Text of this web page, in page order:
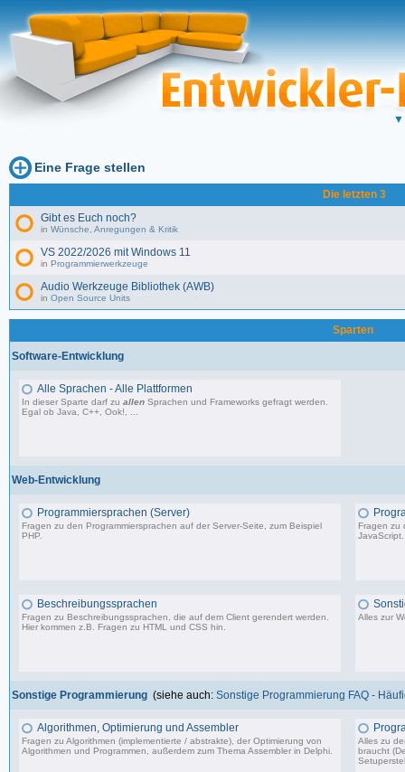
Eine Frage stellen
Die letzten 3
Gibt es Euch noch?
in Wünsche, Anregungen & Kritik
VS 2022/2026 mit Windows 11
in Programmierwerkzeuge
Audio Werkzeuge Bibliothek (AWB)
in Open Source Units
Sparten
Software-Entwicklung
Alle Sprachen - Alle Plattformen
In dieser Sparte darf zuallen Sprachen und Frameworks gefragt werden.
Egal ob Java, C++, Ook!, ...
Web-Entwicklung
Programmiersprachen (Server)
Fragen zu den Programmiersprachen auf der Server-Seite, zum Beispiel
PHP.
Fragen zu
JavaScript.
Beschreibungssprachen
Fragen zu Beschreibungssprachen, die auf dem Client gerendert werden.
Hier kommen z.B. Fragen zu HTML und CSS hin.
Alles zur
Sonstige Programmierung (siehe auch: Sonstige Programmierung FAQ -
Algorithmen, Optimierung und Assembler
Fragen zu Algorithmen (implementierte / abstrakte), der Optimierung von
Algorithmen und Programmen, außerdem zum Thema Assembler in Delphi.
Alles zu
braucht